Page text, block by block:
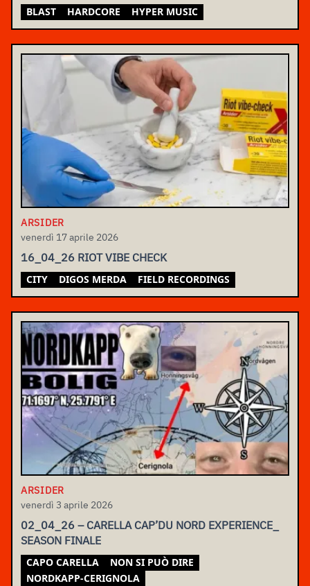
BLAST HARDCORE HYPER MUSIC
ARSIDER
venerdì 17 aprile 2026
16_04_26 RIOT VIBE CHECK
CITY DIGOS MERDA FIELD RECORDINGS
ARSIDER
venerdì 3 aprile 2026
02_04_26 – CARELLA CAP’DU NORD EXPERIENCE_
SEASON FINALE
CAPO CARELLA
NON SI PUÒ DIRE
NORDKAPP-CERIGNOLA